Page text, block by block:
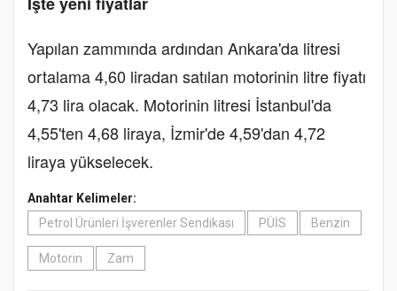
Yapılan zammında ardından Ankara'da litresi
ortalama 4,60 liradan satılan motorinin litre fiyatı
4,73 lira olacak. Motorinin litresi İstanbul'da
4,55'ten 4,68 liraya, İzmir'de 4,59'dan 4,72
liraya yükselecek.
Anahtar Kelimeler:
Petrol Ürünleri İşverenler Sendikası
PÜİS Benzin
Motorin Zam